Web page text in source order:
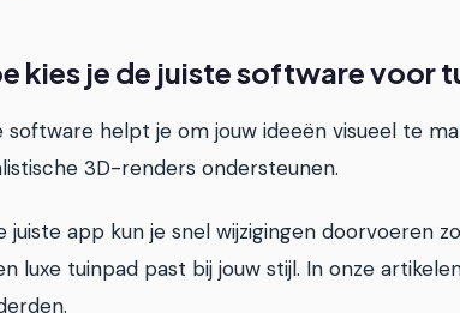
kies je de juiste software voor
software helpt je om jouw ideeën visueel te
3D-renders ondersteunen.
juiste app kun je snel wijzigingen doorvoeren
luxe tuinpad past bij jouw stijl. In onze